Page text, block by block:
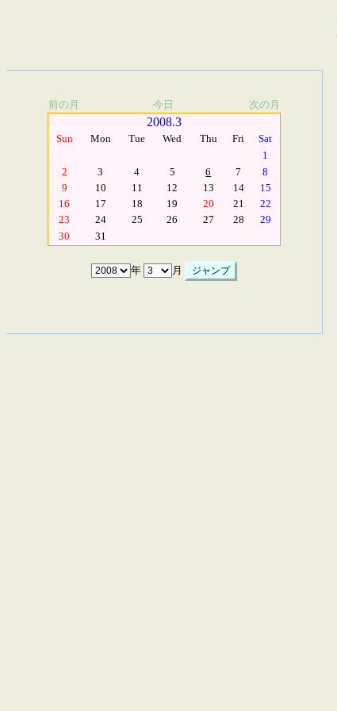
前の月 今日 次の月
2008.3
Sun Mon Tue Wed Thu Fri
Sat
1
2
3 4 5 6 7
8
9
10 11 12 13 14
15
16
17 18 19 20 21
22
23
24 25 26 27 28
29
30
31
年 月